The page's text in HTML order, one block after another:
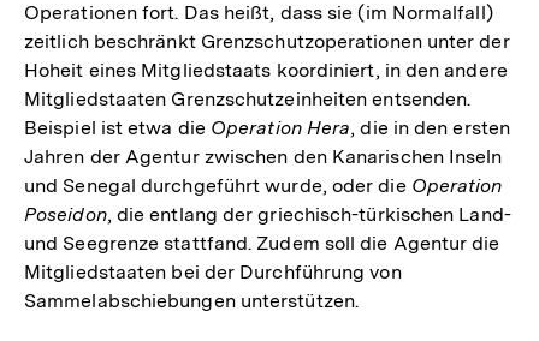
Operationen fort. Das heißt, dass sie (im Normalfall)
zeitlich beschränkt Grenzschutzoperationen unter der
Hoheit eines Mitgliedstaats koordiniert, in den andere
Mitgliedstaaten Grenzschutzeinheiten entsenden.
Beispiel ist etwa die Operation Hera, die in den ersten
Jahren der Agentur zwischen den Kanarischen Inseln
und Senegal durchgeführt wurde, oder die Operation
Poseidon, die entlang der griechisch-türkischen Land-
und Seegrenze stattfand. Zudem soll die Agentur die
Mitgliedstaaten bei der Durchführung von
Sammelabschiebungen unterstützen.